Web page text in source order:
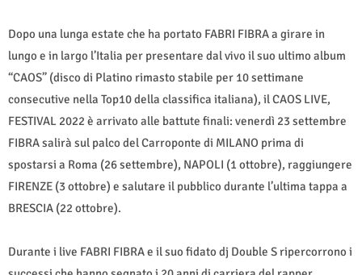
Dopo una lunga estate che ha portato FABRI FIBRA a girare in
lungo e in largo l’Italia per presentare dal vivo il suo ultimo album
“CAOS” (disco di Platino rimasto stabile per 10 settimane
consecutive nella Top10 della classifica italiana), il CAOS LIVE,
FESTIVAL 2022 è arrivato alle battute finali: venerdì 23 settembre
FIBRA salirà sul palco del Carroponte di MILANO prima di
spostarsi a Roma (26 settembre), NAPOLI (1 ottobre), raggiungere
FIRENZE (3 ottobre) e salutare il pubblico durante l’ultima tappa a
BRESCIA (22 ottobre).
Durante i live FABRI FIBRA e il suo fidato dj Double S ripercorrono i